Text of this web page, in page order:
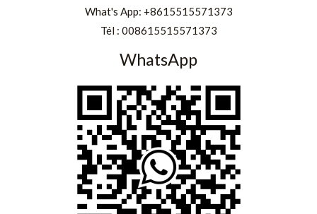
What's App: +8615515571373
Tél : 008615515571373
WhatsApp